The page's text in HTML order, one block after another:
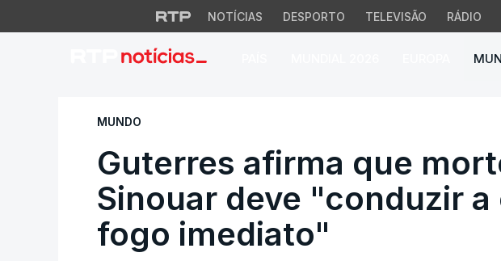
NOTÍCIAS DESPORTO TELEVISÃO RÁDIO
Guterres afirma que
MUNDO
Guterres afirma que
Sinouar deve "conduzir
fogo imediato"